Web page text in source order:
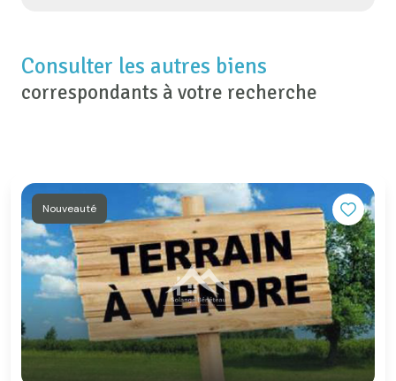
Consulter les autres biens
correspondants à votre recherche
Nouveauté